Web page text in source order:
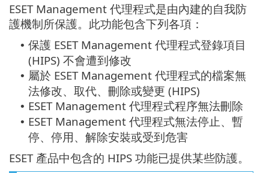
ESET Management 代理程式是由內建的自我防
護機制所保護。此功能包含下列各項：
• 保護 ESET Management 代理程式登錄項目
(HIPS) 不會遭到修改
• 屬於 ESET Management 代理程式的檔案無
法修改、取代、刪除或變更 (HIPS)
• ESET Management 代理程式程序無法刪除
• ESET Management 代理程式無法停止、暫
停、停用、解除安裝或受到危害
ESET 產品中包含的 HIPS 功能已提供某些防護。